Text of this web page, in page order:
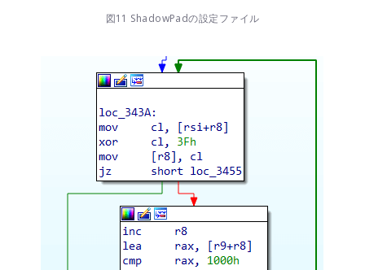
図11 ShadowPadの設定ファイル